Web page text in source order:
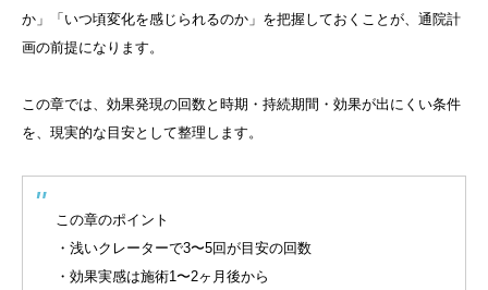
か」「いつ頃変化を感じられるのか」を把握しておくことが、通院計
画の前提になります。
この章では、効果発現の回数と時期・持続期間・効果が出にくい条件
を、現実的な目安として整理します。
この章のポイント
・浅いクレーターで3〜5回が目安の回数
・効果実感は施術1〜2ヶ月後から